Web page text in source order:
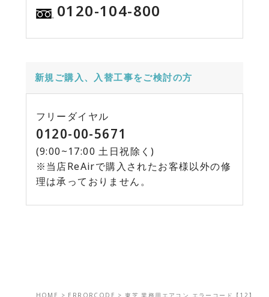
0120-104-800
新規ご購入、入替工事をご検討の方
フリーダイヤル
0120-00-5671
(9:00~17:00 土日祝除く)
※当店ReAirで購入されたお客様以外の修
理は承っておりません。
HOME > ERRORCODE >東芝 業務用エアコン エラーコード【12】